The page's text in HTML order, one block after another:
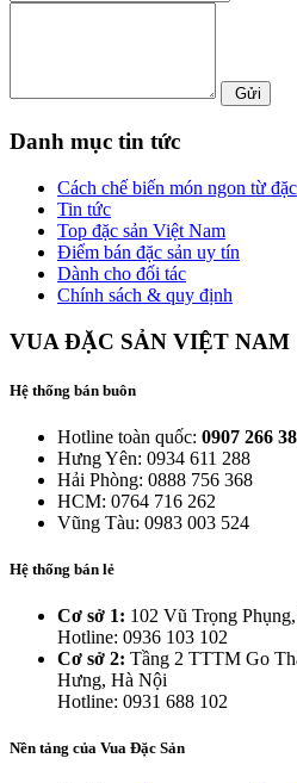
Gửi
Danh mục tin tức
Cách chế biến món ngon từ
Tin tức
Top đặc sản Việt Nam
Điểm bán đặc sản uy tín
Dành cho đối tác
Chính sách & quy định
VUA ĐẶC SẢN VIỆT NAM
Hệ thống bán buôn
Hotline toàn quốc: 0907 266
Hưng Yên: 0934 611 288
Hải Phòng: 0888 756 368
HCM: 0764 716 262
Vũng Tàu: 0983 003 524
Hệ thống bán lẻ
Cơ sở 1: 102 Vũ Trọng
Hotline: 0936 103 102
Cơ sở 2: Tầng 2 TTTM Go
Hưng, Hà Nội
Hotline: 0931 688 102
Nền tảng của Vua Đặc Sản